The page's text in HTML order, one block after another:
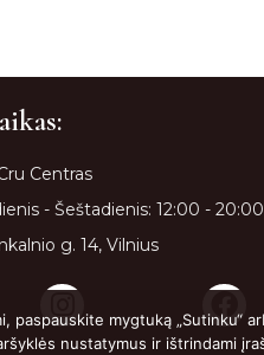
Centras
- Šeštadienis: 12:00 - 20:00
g. 14, Vilnius
mygtuką
nustatymus ir ištrindami